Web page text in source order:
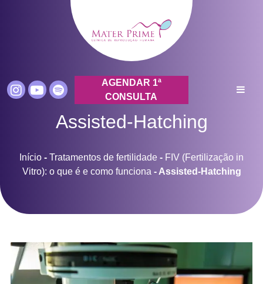
AGENDAR 1ª
CONSULTA
Assisted-Hatching
Início - Tratamentos de fertilidade - FIV (Fertilização in
Vitro): o que é e como funciona - Assisted-Hatching